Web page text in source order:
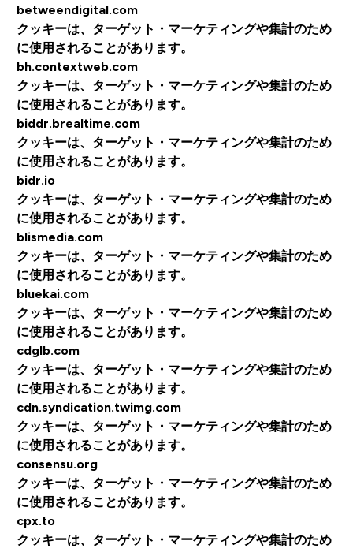
betweendigital.com
クッキーは、ターゲット・マーケティングや集計のため
に使用されることがあります。
bh.contextweb.com
クッキーは、ターゲット・マーケティングや集計のため
に使用されることがあります。
biddr.brealtime.com
クッキーは、ターゲット・マーケティングや集計のため
に使用されることがあります。
bidr.io
クッキーは、ターゲット・マーケティングや集計のため
に使用されることがあります。
blismedia.com
クッキーは、ターゲット・マーケティングや集計のため
に使用されることがあります。
bluekai.com
クッキーは、ターゲット・マーケティングや集計のため
に使用されることがあります。
cdglb.com
クッキーは、ターゲット・マーケティングや集計のため
に使用されることがあります。
cdn.syndication.twimg.com
クッキーは、ターゲット・マーケティングや集計のため
に使用されることがあります。
consensu.org
クッキーは、ターゲット・マーケティングや集計のため
に使用されることがあります。
cpx.to
クッキーは、ターゲット・マーケティングや集計のため